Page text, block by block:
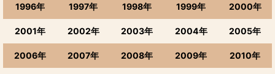
1996年 1997年 1998年 1999年 2000年
2001年 2002年 2003年 2004年 2005年
2006年 2007年 2008年 2009年 2010年